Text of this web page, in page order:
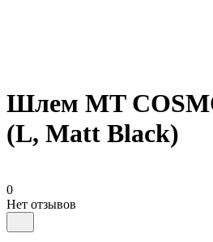
Шлем MT
(L, Matt Black)
0
Нет отзывов